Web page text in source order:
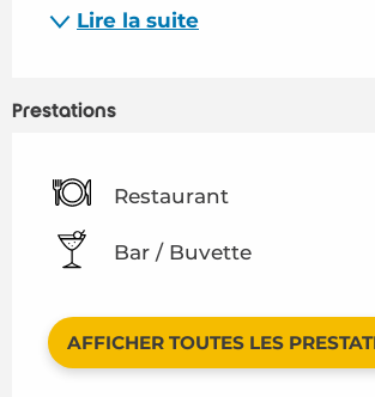
Lire la suite
Prestations
Restaurant
Bar / Buvette
AFFICHER TOUTES LES